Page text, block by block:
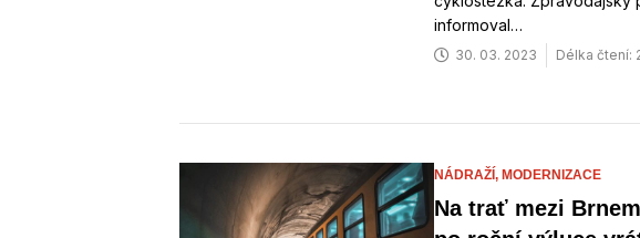
informoval…
30. 03. 2023 Délka čtení:
NÁDRAŽÍ, MODERNIZACE
Na trať mezi